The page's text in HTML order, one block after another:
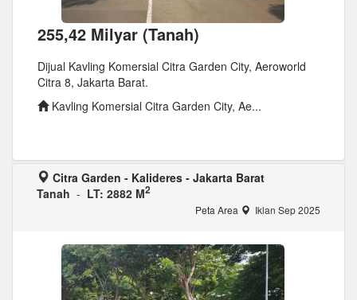
255,42 Milyar (Tanah)
Dijual Kavling Komersial Citra Garden City, Aeroworld
Citra 8, Jakarta Barat.
Kavling Komersial Citra Garden City, Ae...
Citra Garden - Kalideres - Jakarta Barat
Tanah - LT: 2882 M2
Peta Area Iklan Sep 2025